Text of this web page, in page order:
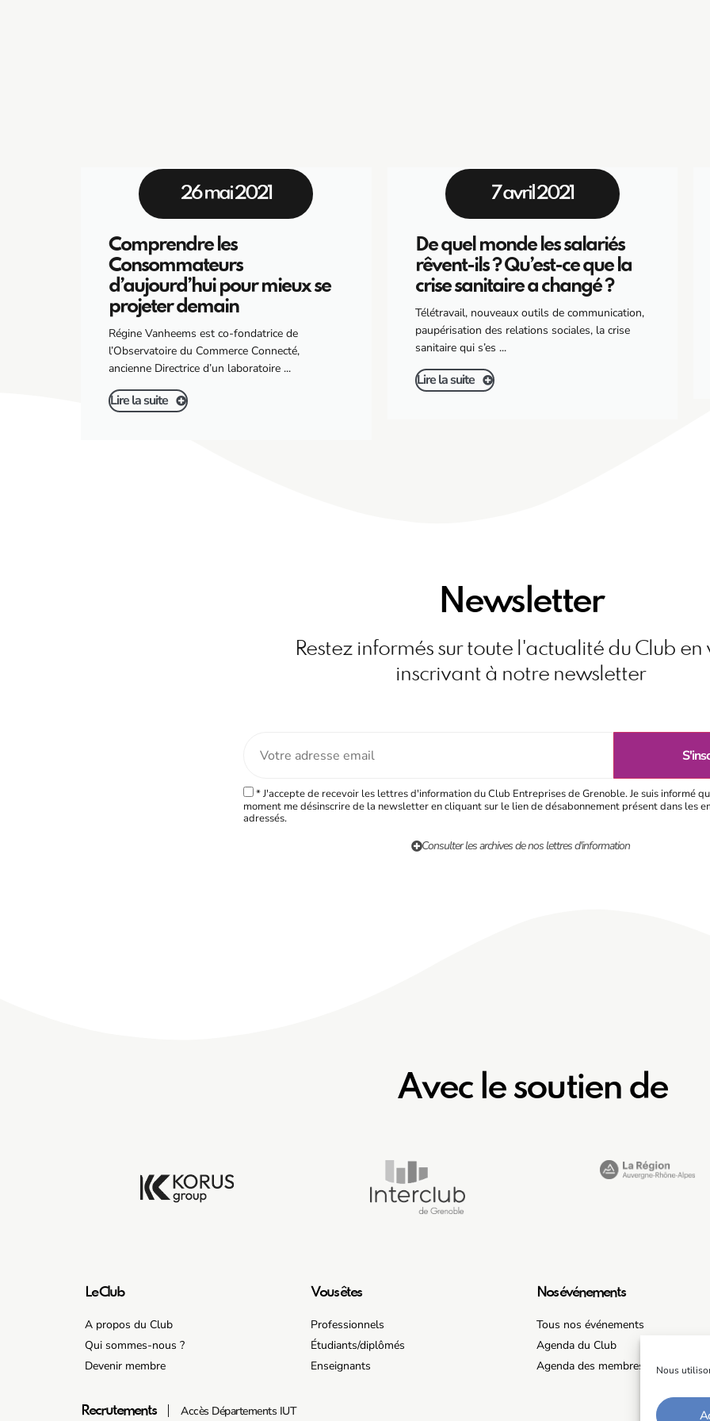
Nous
26 mai 2021
Comprendre les
Consommateurs
d’aujourd’hui pour mieux se
projeter demain
Régine Vanheems est co-fondatrice de
l’Observatoire du Commerce Connecté,
ancienne Directrice d’un laboratoire ...
Lire la suite
7 avril 2021
De quel monde les salariés
rêvent-ils ? Qu’est-ce que la
crise sanitaire a changé ?
Télétravail, nouveaux outils de communication,
paupérisation des relations sociales, la crise
sanitaire qui s’es ...
Lire la suite
Newsletter
Restez informés sur toute l'actualité du Club en
inscrivant à notre newsletter
* J'accepte de recevoir les lettres d'information du Club Entreprises de Grenoble. Je suis informé
moment me désinscrire de la newsletter en cliquant sur le lien de désabonnement présent dans les
adressés.
Consulter les archives de nos lettres d'information
Avec le soutien de
Le Club
A propos du Club
Qui sommes-nous ?
Devenir membre
Vous êtes
Professionnels
Étudiants/diplômés
Enseignants
Nos événements
Tous nos événements
Agenda du Club
Agenda des membres/partenaires
Recrutements Accès Départements IUT